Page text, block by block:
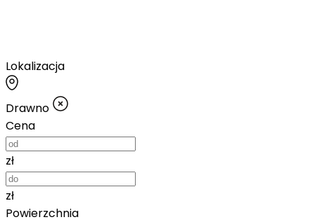
Lokalizacja
Drawno
Cena
zł
zł
Powierzchnia